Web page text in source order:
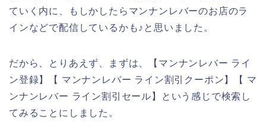
ていく内に、もしかしたらマンナンレバーのお店のラ
インなどで配信しているかも♪と思いました。
だから、とりあえず、まずは、【マンナンレバー ライ
ン登録】【 マンナンレバー ライン割引クーポン】【 マ
ンナンレバー ライン割引セール】という感じで検索し
てみることにしました。